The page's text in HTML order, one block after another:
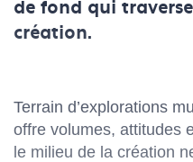
de fond qui
création.
Terrain d’explorations
offre volumes, attitudes
le milieu de la création